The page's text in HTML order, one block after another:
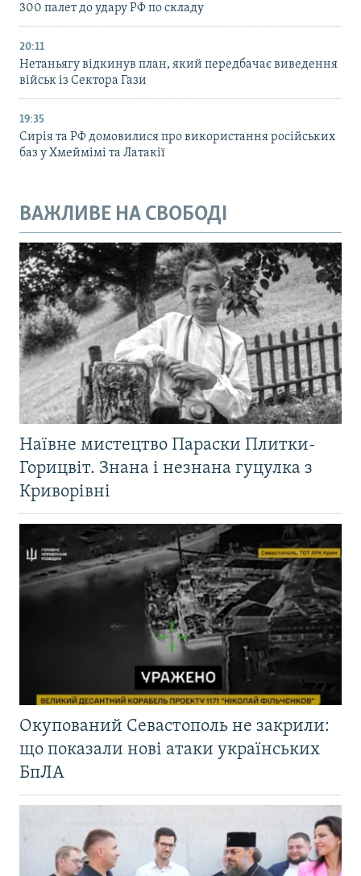
300 палет до удару РФ по складу
20:11
Нетаньягу відкинув план, який передбачає виведення
військ із Сектора Гази
19:35
Сирія та РФ домовилися про використання російських
баз у Хмеймімі та Латакії
ВАЖЛИВЕ НА СВОБОДІ
Наївне мистецтво Параски Плитки-
Горицвіт. Знана і незнана гуцулка з
Криворівні
Окупований Севастополь не закрили:
що показали нові атаки українських
БпЛА